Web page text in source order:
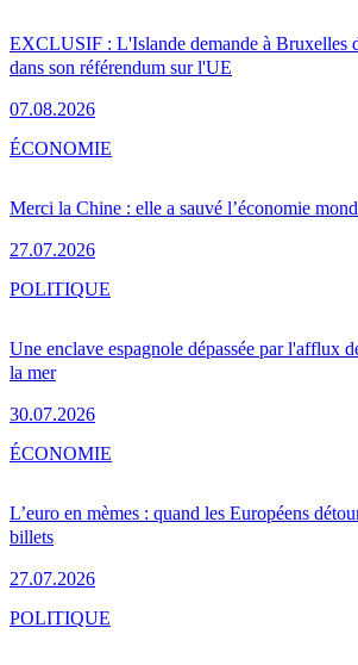
EXCLUSIF : L'Islande demande à Bruxelles
dans son référendum sur l'UE
07.08.2026
Merci la Chine : elle a sauvé l’économie
27.07.2026
ÉCONOMIE
Une enclave espagnole dépassée par l'afflux
la mer
30.07.2026
POLITIQUE
L’euro en mèmes : quand les Européens
billets
27.07.2026
ÉCONOMIE
POLITIQUE